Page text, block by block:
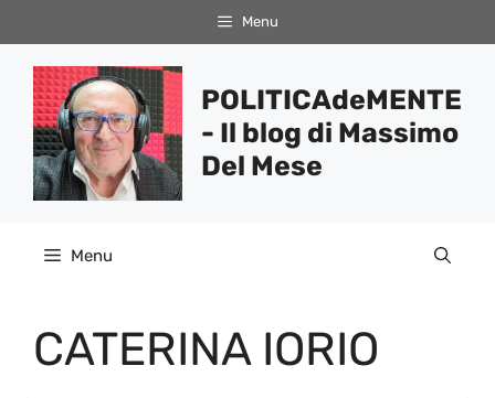
al
contenuto
Menu
POLITICAdeMENTE
- Il blog di Massimo
Del Mese
Menu
CATERINA IORIO